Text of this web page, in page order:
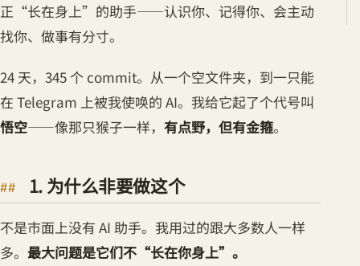
正“长在身上”的助手——认识你、记得你、会主动
找你、做事有分寸。
24 天，345 个 commit。从一个空文件夹，到一只能
在 Telegram 上被我使唤的 AI。我给它起了个代号叫
悟空——像那只猴子一样， 有点野，但有金箍。
1. 为什么非要做这个
不是市面上没有 AI 助手。我用过的跟大多数人一样
多。 最大问题是它们不“长在你身上”。